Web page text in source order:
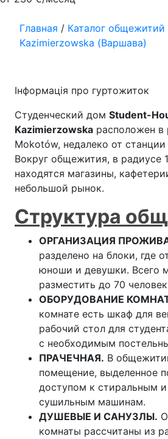
Главная / Каталог общежитий
Kazimierzowska (Варшава)
Інформація про гуртожиток
Студенческий дом Student-
Kazimierzowska расположен
Mokotów, недалеко от
Вокруг общежития, в радиусе
находятся магазины,
небольшой рынок.
Структура
ОРГАНИЗАЦИЯ
разделено на блоки, где
юноши и девушки. Всего
разместить до 70
ОБОРУДОВАНИЕ
комнате есть шкаф для
рабочий стол для
с необходимым
ПРАЧЕЧНАЯ. В
помещение, выделенное
доступом к стиральным
сушильным машинам.
ДУШЕВЫЕ И САНУЗЛЫ.
комнаты рассчитаны из